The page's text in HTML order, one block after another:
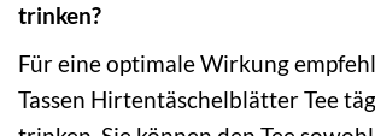
trinken?
Für eine optimale Wirkung
Tassen Hirtentäschelblätter Tee